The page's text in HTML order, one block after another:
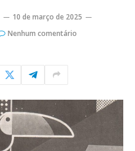
10 de março de 2025
Nenhum comentário